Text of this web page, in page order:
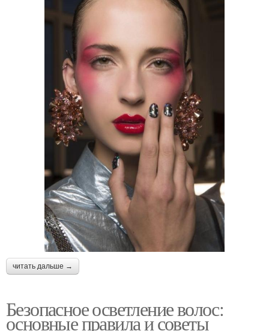
читать дальше →
Безопасное осветление волос:
основные правила и советы